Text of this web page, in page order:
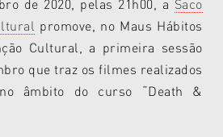
de 2020, pelas 21h00, a Saco
promove, no Maus Hábitos
Cultural, a primeira sessão
que traz os filmes realizados
âmbito do curso “Death &